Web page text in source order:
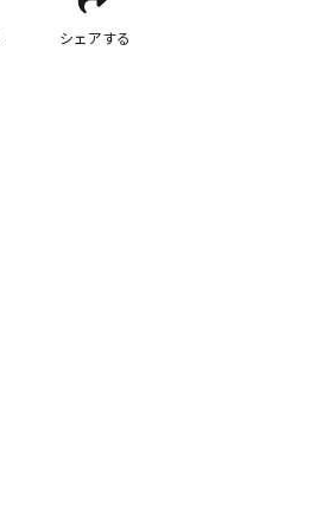
シェアする